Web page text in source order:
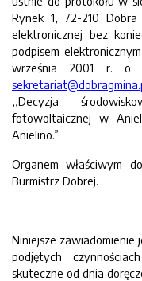
Rynek 1, 72-210
elektronicznej bez
podpisem
września 2001 r. o
,,Decyzja
fotowoltaicznej w
Anielino.”
Organem właściwym
Burmistrz
Niniejsze zawiadomienie
podjętych
skuteczne od dnia